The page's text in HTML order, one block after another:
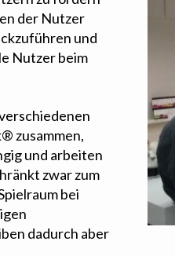
der Nutzer
und
Nutzer beim
zusammen,
und arbeiten
zwar zum
bei
dadurch aber